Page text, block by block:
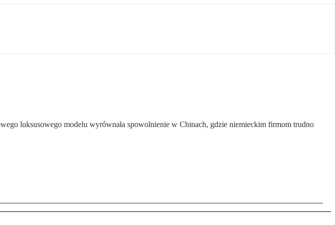
luksusowego modelu wyrównała spowolnienie w Chinach, gdzie niemieckim firmom trudno